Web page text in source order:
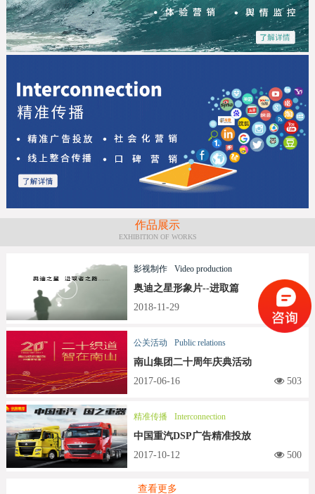
作品展示
EXHIBITION OF WORKS
影视制作 Video production
奥迪之星形象片--进取篇
2018-11-29
509
公关活动 Public relations
南山集团二十周年庆典活动
2017-06-16
503
精准传播 Interconnection
中国重汽DSP广告精准投放
2017-10-12
500
查看更多